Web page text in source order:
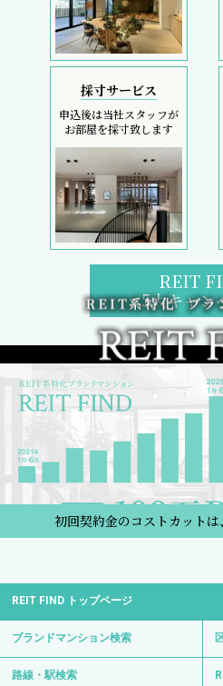
採寸サービス
申込後は当社スタッフが
お部屋を採寸致します
REIT
5大キャン
初回契約金のコストカット
REIT FIND トップページ
ブランドマンション検索
路線・駅検索